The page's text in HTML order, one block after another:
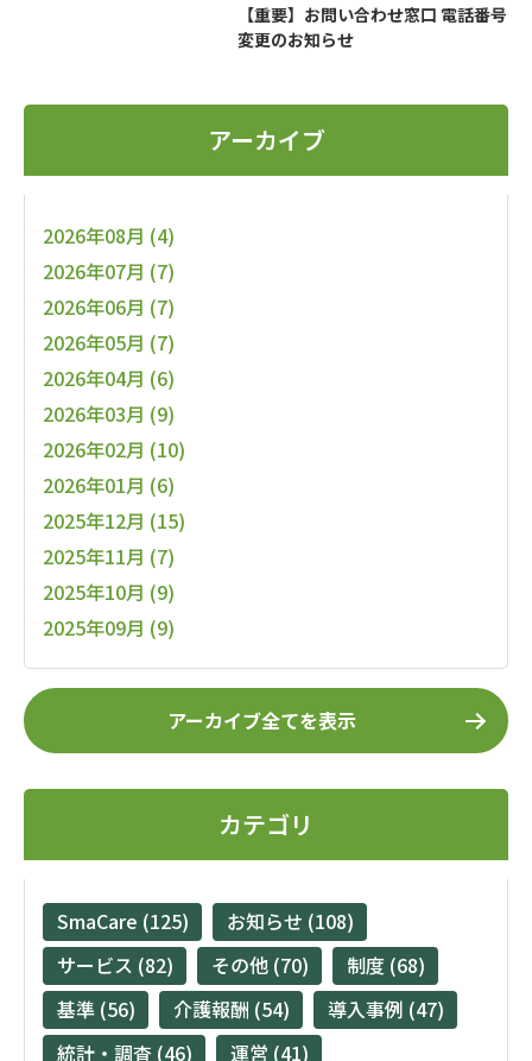
【重要】お問い合わせ窓口 電話番号
変更のお知らせ
アーカイブ
2026年08月 (4)
2026年07月 (7)
2026年06月 (7)
2026年05月 (7)
2026年04月 (6)
2026年03月 (9)
2026年02月 (10)
2026年01月 (6)
2025年12月 (15)
2025年11月 (7)
2025年10月 (9)
2025年09月 (9)
アーカイブ全てを表示
カテゴリ
SmaCare (125)
お知らせ (108)
サービス (82)
その他 (70)
制度 (68)
基準 (56)
介護報酬 (54)
導入事例 (47)
統計・調査 (46)
運営 (41)